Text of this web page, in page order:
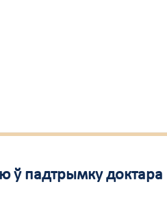
падтрымку доктара